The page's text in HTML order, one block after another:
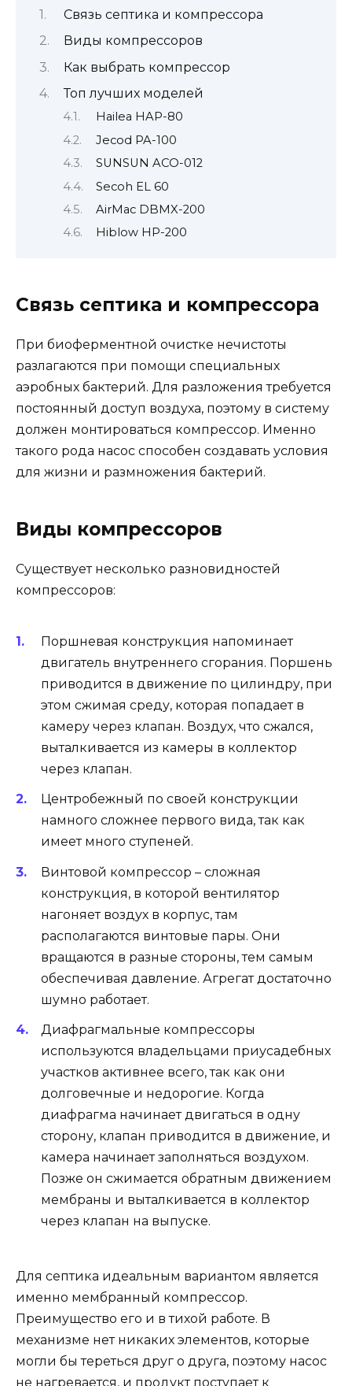
Связь септика и компрессора
Виды компрессоров
Как выбрать компрессор
Топ лучших моделей
Hailea HAP-80
Jecod PA-100
SUNSUN ACO-012
Secoh EL 60
AirMac DBMX-200
Hiblow HP-200
Связь септика и компрессора
При биоферментной очистке нечистоты
разлагаются при помощи специальных
аэробных бактерий. Для разложения требуется
постоянный доступ воздуха, поэтому в систему
должен монтироваться компрессор. Именно
такого рода насос способен создавать условия
для жизни и размножения бактерий.
Виды компрессоров
Существует несколько разновидностей
компрессоров:
Поршневая конструкция напоминает
двигатель внутреннего сгорания. Поршень
приводится в движение по цилиндру, при
этом сжимая среду, которая попадает в
камеру через клапан. Воздух, что сжался,
выталкивается из камеры в коллектор
через клапан.
Центробежный по своей конструкции
намного сложнее первого вида, так как
имеет много ступеней.
Винтовой компрессор – сложная
конструкция, в которой вентилятор
нагоняет воздух в корпус, там
располагаются винтовые пары. Они
вращаются в разные стороны, тем самым
обеспечивая давление. Агрегат достаточно
шумно работает.
Диафрагмальные компрессоры
используются владельцами приусадебных
участков активнее всего, так как они
долговечные и недорогие. Когда
диафрагма начинает двигаться в одну
сторону, клапан приводится в движение, и
камера начинает заполняться воздухом.
Позже он сжимается обратным движением
мембраны и выталкивается в коллектор
через клапан на выпуске.
Для септика идеальным вариантом является
именно мембранный компрессор.
Преимущество его и в тихой работе. В
механизме нет никаких элементов, которые
могли бы тереться друг о друга, поэтому насос
не нагревается, и продукт поступает к